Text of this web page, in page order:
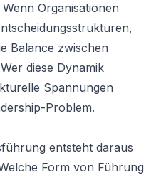
Organisationen
Balance zwischen
diese Dynamik
Spannungen
Problem.
entsteht daraus
Form von Führung